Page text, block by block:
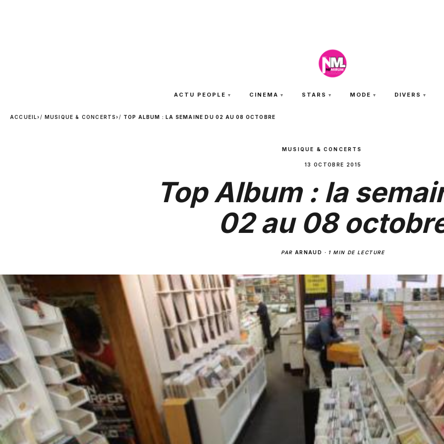
ACTU PEOPLE CINEMA STARS MODE DIVERS
ACCUEIL› MUSIQUE & CONCERTS› TOP ALBUM : LA SEMAINE DU 02 AU 08 OCTOBRE
MUSIQUE & CONCERTS
13 OCTOBRE 2015
Top Album : la
02 au 08
PAR ARNAUD · 1 MIN DE LECTURE